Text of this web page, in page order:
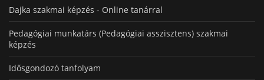
Dajka szakmai képzés - Online tanárral
Pedagógiai munkatárs (Pedagógiai asszisztens) szakmai
képzés
Idősgondozó tanfolyam